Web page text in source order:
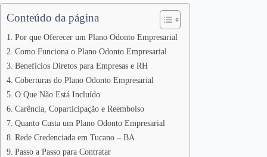
Conteúdo da página
Por que Oferecer um Plano Odonto Empresarial
Como Funciona o Plano Odonto Empresarial
Benefícios Diretos para Empresas e RH
Coberturas do Plano Odonto Empresarial
O Que Não Está Incluído
Carência, Coparticipação e Reembolso
Quanto Custa um Plano Odonto Empresarial
Rede Credenciada em Tucano – BA
Passo a Passo para Contratar